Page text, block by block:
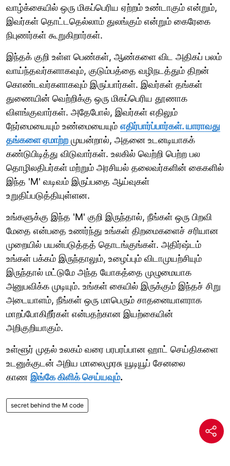
வாழ்க்கையில் ஒரு மிகப்பெரிய ஏற்றம் உண்டாகும் என்றும்,
இவர்கள் தொட்டதெல்லாம் துலங்கும் என்றும் கைரேகை
நிபுணர்கள் கூறுகிறார்கள்.
இந்தக் குறி உள்ள பெண்கள், ஆண்களை விட அதிகப் பலம்
வாய்ந்தவர்களாகவும், குடும்பத்தை வழிநடத்தும் திறன்
கொண்டவர்களாகவும் இருப்பார்கள். இவர்கள் தங்கள்
துணையின் வெற்றிக்கு ஒரு மிகப்பெரிய தூணாக
விளங்குவார்கள். அதேபோல், இவர்கள் எதிலும்
நேர்மையையும் உண்மையையும் எதிர்பார்ப்பார்கள். யாராவது
தங்களை ஏமாற்ற முயன்றால், அதனை உடனடியாகக்
கண்டுபிடித்து விடுவார்கள். உலகில் வெற்றி பெற்ற பல
தொழிலதிபர்கள் மற்றும் அரசியல் தலைவர்களின் கைகளில்
இந்த 'M' வடிவம் இருப்பதை ஆய்வுகள்
உறுதிப்படுத்தியுள்ளன.
உங்களுக்கு இந்த 'M' குறி இருந்தால், நீங்கள் ஒரு பிறவி
மேதை என்பதை உணர்ந்து உங்கள் திறமைகளைச் சரியான
முறையில் பயன்படுத்தத் தொடங்குங்கள். அதிர்ஷ்டம்
உங்கள் பக்கம் இருந்தாலும், உழைப்பும் விடாமுயற்சியும்
இருந்தால் மட்டுமே அந்த யோகத்தை முழுமையாக
அனுபவிக்க முடியும். உங்கள் கையில் இருக்கும் இந்தச் சிறு
அடையாளம், நீங்கள் ஒரு மாபெரும் சாதனையாளராக
மாறப்போகிறீர்கள் என்பதற்கான இயற்கையின்
அறிகுறியாகும்.
உள்ளூர் முதல் உலகம் வரை பரபரப்பான ஹாட் செய்திகளை
உடனுக்குடன் அறிய மாலைமுரசு யூடியூப் சேனலை
காண இங்கே கிளிக் செய்யவும்.
secret behind the M code